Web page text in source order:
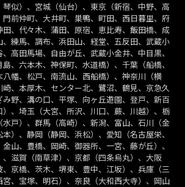
似）、宮城（仙台）、東京（新宿、中野、高
前仲町、大井町、巣鴨、町田、西日暮里、府
、代々木、蒲田、原宿、恵比寿、飯田橋、成
練馬、調布、浜田山、経堂、五反田、武蔵小
高田馬場、自由が丘、武蔵小金井、中目黒、
、六本木、神保町、水道橋）、千葉（船橋、
幡、松戸、南流山、西船橋）、神奈川（横
、本厚木、センター北、鷺沼、鶴見、京急久
野、溝の口、平塚、向ヶ丘遊園、登戸、新百
、埼玉（大宮、所沢、川口、蕨、川越）、栃
戸）、群馬（高崎）、新潟、富山、石川（金
）、静岡（静岡、浜松）、愛知（名古屋栄、
山、豊橋、岡崎、御器所、一宮、藤が丘）、
滋賀（南草津）、京都（四条烏丸）、大阪
、京橋、茨木、堺東、豊中、江坂）、兵庫（三
宮、宝塚、明石）、奈良（大和西大寺）、岡山